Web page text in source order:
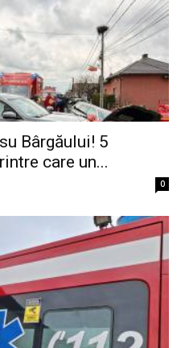
Bârgăului! 5
care un...
0